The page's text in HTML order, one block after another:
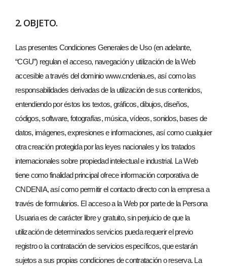
2. OBJETO.
Las presentes Condiciones Generales de Uso (en adelante,
“CGU”) regulan el acceso, navegación y utilización de la Web
accesible a través del dominio www.cndenia.es, así como las
responsabilidades derivadas de la utilización de sus contenidos,
entendiendo por éstos los textos, gráficos, dibujos, diseños,
códigos, software, fotografías, música, vídeos, sonidos, bases de
datos, imágenes, expresiones e informaciones, así como cualquier
otra creación protegida por las leyes nacionales y los tratados
internacionales sobre propiedad intelectual e industrial. La Web
tiene como finalidad principal ofrece información corporativa de
CNDENIA, así como permitir el contacto directo con la empresa a
través de formularios. El acceso a la Web por parte de la Persona
Usuaria es de carácter libre y gratuito, sin perjuicio de que la
utilización de determinados servicios pueda requerir el previo
registro o la contratación de servicios específicos, que estarán
sujetos a sus propias condiciones de contratación o reserva. La